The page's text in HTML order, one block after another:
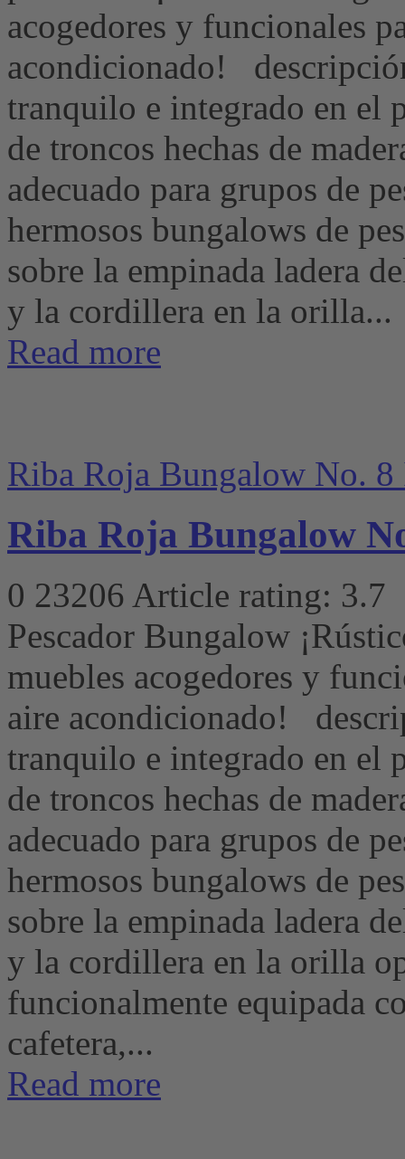
acogedores y funcionales
acondicionado!
tranquilo e integrado en el
de troncos hechas de
adecuado para grupos de
hermosos bungalows de
sobre la empinada ladera
y la cordillera en la orilla...
Read more
Riba Roja Bungalow No.
Riba Roja Bungalow
0 23206 Article rating: 3.7
Pescador Bungalow
muebles acogedores y
aire acondicionado!
tranquilo e integrado en el
de troncos hechas de
adecuado para grupos de
hermosos bungalows de
sobre la empinada ladera
y la cordillera en la orilla
funcionalmente equipada
cafetera,...
Read more